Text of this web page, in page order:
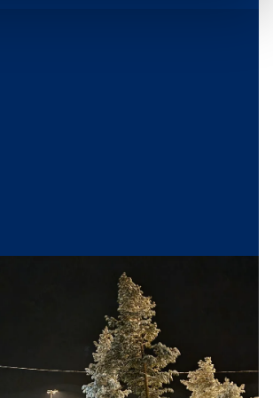
har løyper som er
nasjonale skirenn, men
fint for nybegynnere og for barn